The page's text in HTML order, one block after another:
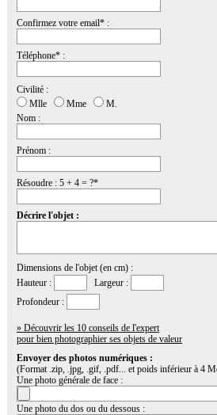
Confirmez votre email* :
Téléphone* :
Civilité :
Mlle
Mme
M.
Nom :
Prénom :
Résoudre : 5 + 4 = ?*
Décrire l'objet :
Dimensions de l'objet (en cm) :
Hauteur :
Largeur :
Profondeur :
» Découvrir les 10 conseils de l'expert
pour bien photographier ses objets de valeur
Envoyer des photos numériques :
(Format .zip, .jpg, .gif, .pdf... et poids inférieur à 4
Une photo générale de face :
Une photo du dos ou du dessous :